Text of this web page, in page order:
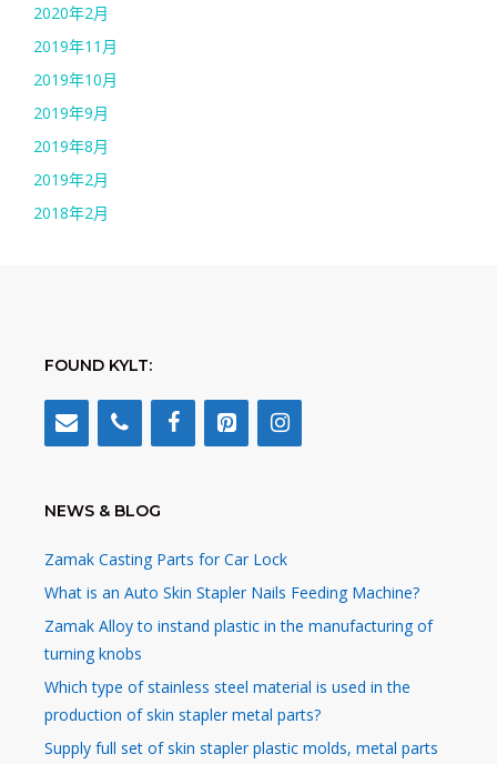
2020年2月
2019年11月
2019年10月
2019年9月
2019年8月
2019年2月
2018年2月
FOUND KYLT:
NEWS & BLOG
Zamak Casting Parts for Car Lock
What is an Auto Skin Stapler Nails Feeding Machine?
Zamak Alloy to instand plastic in the manufacturing of
turning knobs
Which type of stainless steel material is used in the
production of skin stapler metal parts?
Supply full set of skin stapler plastic molds, metal parts